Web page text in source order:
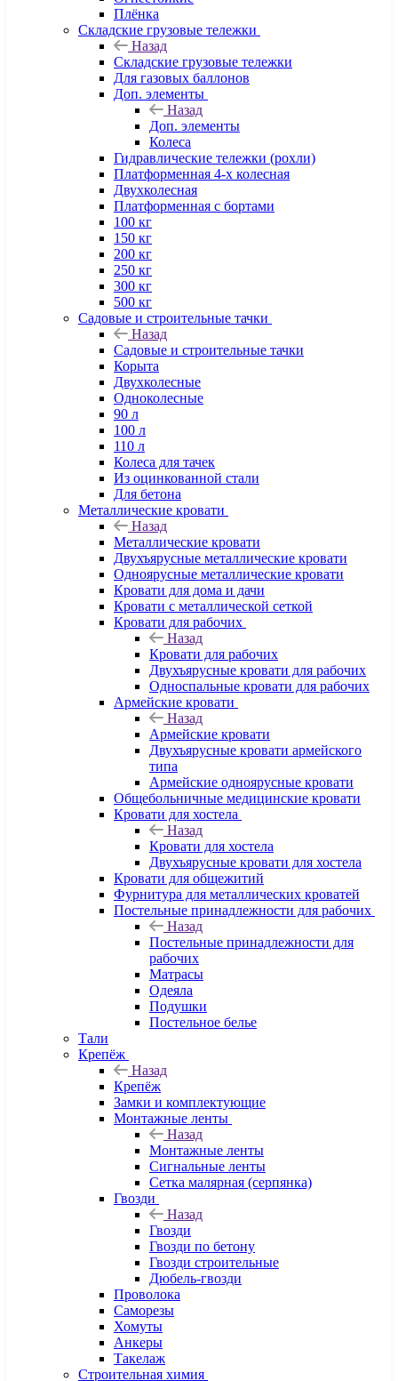
Плёнка
Складские грузовые тележки
Назад
Складские грузовые тележки
Для газовых баллонов
Доп. элементы
Назад
Доп. элементы
Колеса
Гидравлические тележки (рохли)
Платформенная 4-х колесная
Двухколесная
Платформенная с бортами
100 кг
150 кг
200 кг
250 кг
300 кг
500 кг
Садовые и строительные тачки
Назад
Садовые и строительные тачки
Корыта
Двухколесные
Одноколесные
90 л
100 л
110 л
Колеса для тачек
Из оцинкованной стали
Для бетона
Металлические кровати
Назад
Металлические кровати
Двухъярусные металлические кровати
Одноярусные металлические кровати
Кровати для дома и дачи
Кровати с металлической сеткой
Кровати для рабочих
Назад
Кровати для рабочих
Двухъярусные кровати для рабочих
Односпальные кровати для рабочих
Армейские кровати
Назад
Армейские кровати
Двухъярусные кровати армейского
типа
Армейские одноярусные кровати
Общебольничные медицинские кровати
Кровати для хостела
Назад
Кровати для хостела
Двухъярусные кровати для хостела
Кровати для общежитий
Фурнитура для металлических кроватей
Постельные принадлежности для рабочих
Назад
Постельные принадлежности для
рабочих
Матрасы
Одеяла
Подушки
Постельное белье
Тали
Крепёж
Назад
Крепёж
Замки и комплектующие
Монтажные ленты
Назад
Монтажные ленты
Сигнальные ленты
Сетка малярная (серпянка)
Гвозди
Назад
Гвозди
Гвозди по бетону
Гвозди строительные
Дюбель-гвозди
Проволока
Саморезы
Хомуты
Анкеры
Такелаж
Строительная химия